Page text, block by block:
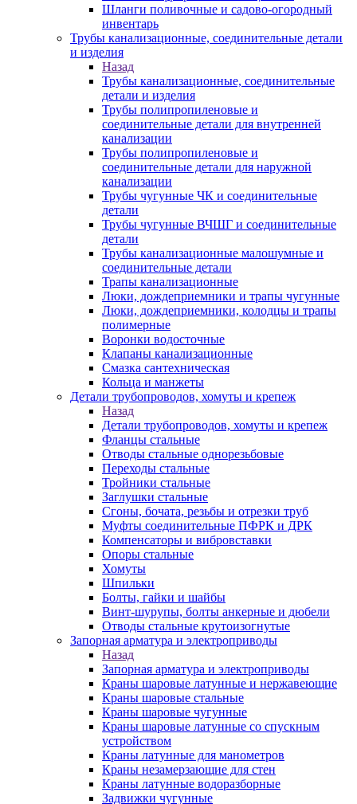
Шланги поливочные и садово-огородный
инвентарь
Трубы канализационные, соединительные детали
и изделия
Назад
Трубы канализационные, соединительные
детали и изделия
Трубы полипропиленовые и
соединительные детали для внутренней
канализации
Трубы полипропиленовые и
соединительные детали для наружной
канализации
Трубы чугунные ЧК и соединительные
детали
Трубы чугунные ВЧШГ и соединительные
детали
Трубы канализационные малошумные и
соединительные детали
Трапы канализационные
Люки, дождеприемники и трапы чугунные
Люки, дождеприемники, колодцы и трапы
полимерные
Воронки водосточные
Клапаны канализационные
Смазка сантехническая
Кольца и манжеты
Детали трубопроводов, хомуты и крепеж
Назад
Детали трубопроводов, хомуты и крепеж
Фланцы стальные
Отводы стальные однорезьбовые
Переходы стальные
Тройники стальные
Заглушки стальные
Сгоны, бочата, резьбы и отрезки труб
Муфты соединительные ПФРК и ДРК
Компенсаторы и вибровставки
Опоры стальные
Хомуты
Шпильки
Болты, гайки и шайбы
Винт-шурупы, болты анкерные и дюбели
Отводы стальные крутоизогнутые
Запорная арматура и электроприводы
Назад
Запорная арматура и электроприводы
Краны шаровые латунные и нержавеющие
Краны шаровые стальные
Краны шаровые чугунные
Краны шаровые латунные со спускным
устройством
Краны латунные для манометров
Краны незамерзающие для стен
Краны латунные водоразборные
Задвижки чугунные